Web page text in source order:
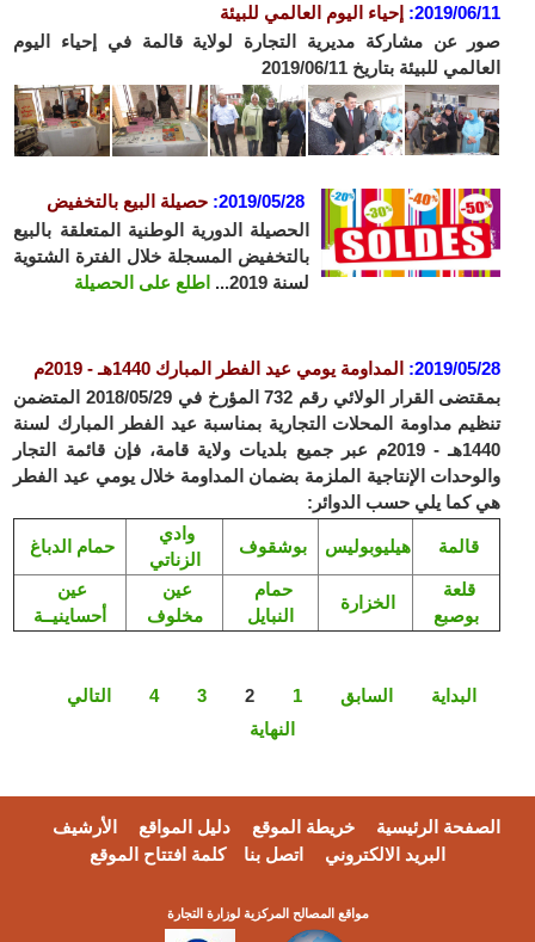
2019/06/11
: إحياء اليوم العالمي للبيئة
صور عن مشاركة مديرية التجارة لولاية قالمة في إحياء اليوم
العالمي للبيئة بتاريخ 2019/06/11
2019/05/28: حصيلة البيع بالتخفيض
الحصيلة الدورية الوطنية المتعلقة بالبيع
بالتخفيض المسجلة خلال الفترة الشتوية
لسنة 2019...
اطلع على الحصيلة
2019/05/28:
المداومة يومي عيد الفطر المبارك 1440هـ - 2019م
بمقتضى القرار الولائي رقم 732 المؤرخ في 2018/05/29 المتضمن
تنظيم مداومة المحلات التجارية بمناسبة عيد الفطر المبارك لسنة
1440هـ - 2019م عبر جميع بلديات ولاية قامة، فإن قائمة التجار
والوحدات الإنتاجية الملزمة بضمان المداومة خلال يومي عيد الفطر
هي كما يلي حسب الدوائر:
حمام الدباغ
وادي
الزناتي
بوشقوف هيليوبوليس قالمة
عين
أحساينيــة
عين
مخلوف
حمام
النبايل
الخزارة
قلعة
بوصبع
البداية السابق 1
2
3
4
التالي
النهاية
الصفحة الرئيسية خريطة الموقع دليل المواقع
الأرشيف
البريد الالكتروني
اتصل بنا كلمة افتتاح الموقع
مواقع المصالح المركزية لوزارة التجارة